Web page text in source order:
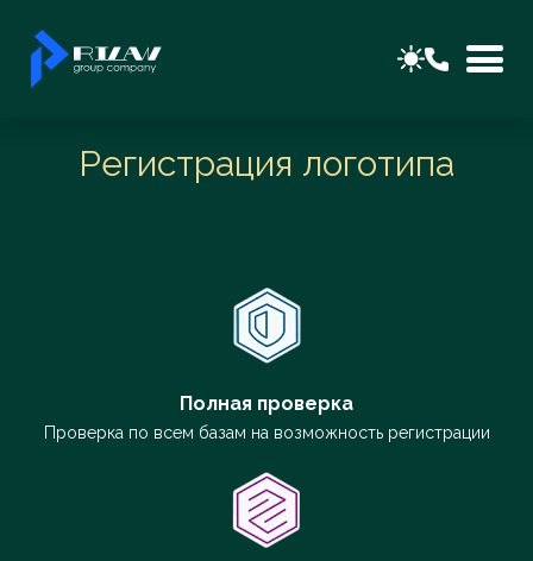
Регистрация логотипа
Полная проверка
Проверка по всем базам на возможность регистрации